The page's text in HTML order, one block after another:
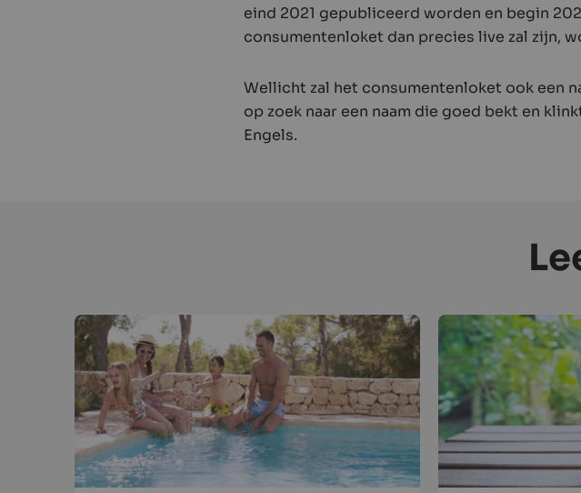
eind 2021 gepubliceerd worden en begin
consumentenloket dan precies live zal zijn,
Wellicht zal het consumentenloket ook een
op zoek naar een naam die goed bekt en
Engels.